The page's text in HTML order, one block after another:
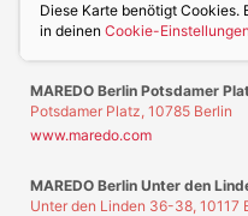
Diese Karte benötigt
in deinen Cookie-Einstellungen
MAREDO Berlin Potsdamer
Potsdamer Platz, 10785 Berlin
www.maredo.com
MAREDO Berlin Unter den
Unter den Linden 36-38, 10117